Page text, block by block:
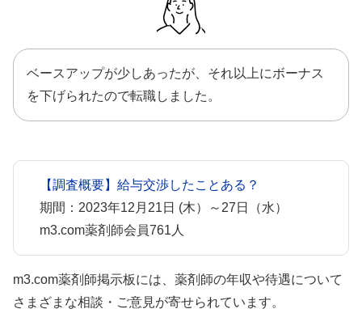
ベースアップが少しあったが、それ以上にボーナス
を下げられたので転職しました。
【調査概要】給与交渉したことある？
期間：2023年12月21日 (木）～27日（水）
m3.com薬剤師会員761人
m3.com薬剤師掲示板には、薬剤師の年収や待遇について
さまざまな相談・ご意見が寄せられています。